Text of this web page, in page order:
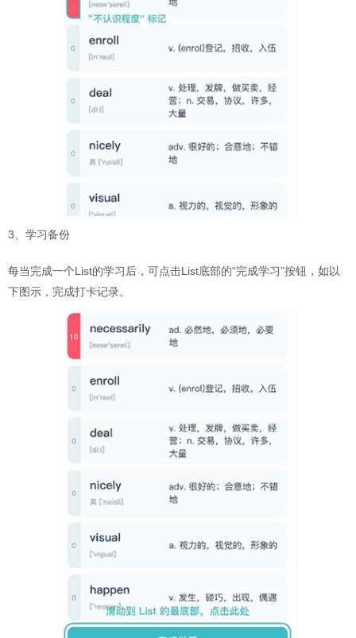
3、学习备份
每当完成一个List的学习后，可点击List底部的“完成学习”按钮，如以
下图示，完成打卡记录。